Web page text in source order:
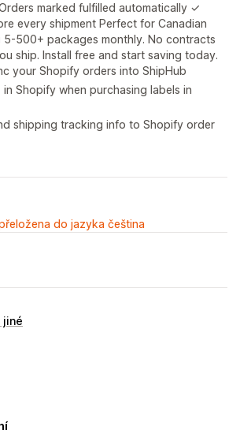
marked fulfilled automatically ✓
every shipment Perfect for Canadian
5-500+ packages monthly. No contracts
ship. Install free and start saving today.
your Shopify orders into ShipHub
Shopify when purchasing labels in
shipping tracking info to Shopify order
do jazyka čeština
jiné